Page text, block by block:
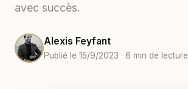
avec succès.
Alexis Feyfant
Publié le 15/9/2023 · 6 min de lecture